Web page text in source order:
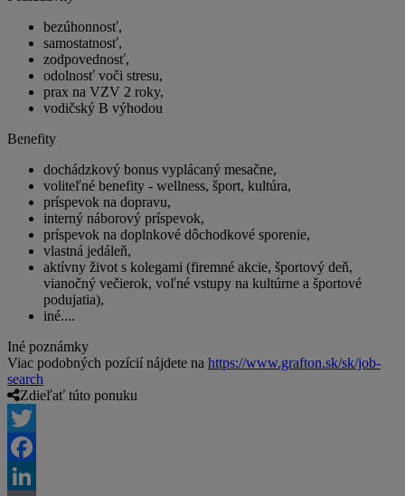
bezúhonnosť,
samostatnosť,
zodpovednosť,
odolnosť voči stresu,
prax na VZV 2 roky,
vodičský B výhodou
Benefity
dochádzkový bonus vyplácaný mesačne,
voliteľné benefity - wellness, šport, kultúra,
príspevok na dopravu,
interný náborový príspevok,
príspevok na doplnkové dôchodkové sporenie,
vlastná jedáleň,
aktívny život s kolegami (firemné akcie, športový deň,
vianočný večierok, voľné vstupy na kultúrne a športové
podujatia),
iné....
Iné poznámky
Viac podobných pozícií nájdete na https://www.grafton.sk/sk/job-
search
Zdieľať túto ponuku
Twitter
Facebook